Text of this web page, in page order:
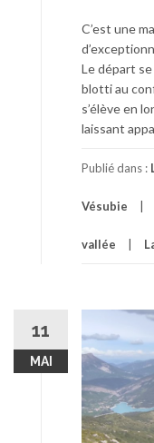
C’est une
Le départ
blotti au
s’élève en
laissant
Publié dans :
Vésubie
vallée
11
MAI